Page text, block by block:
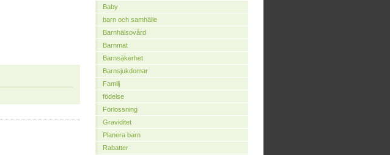
Baby
barn och samhälle
Barnhälsovård
Barnmat
Barnsäkerhet
Barnsjukdomar
Familj
födelse
Förlossning
Graviditet
Planera barn
Rabatter